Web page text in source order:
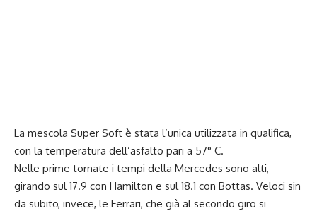
La mescola Super Soft è stata l’unica utilizzata in qualifica,
con la temperatura dell’asfalto pari a 57° C.
Nelle prime tornate i tempi della Mercedes sono alti,
girando sul 17.9 con Hamilton e sul 18.1 con Bottas. Veloci sin
da subito, invece, le Ferrari, che già al secondo giro si